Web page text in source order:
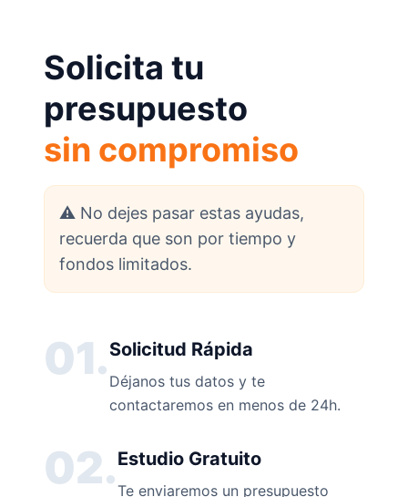
Solicita tu
presupuesto
sin compromiso
⚠️ No dejes pasar estas ayudas,
recuerda que son por tiempo y
fondos limitados.
01.Solicitud Rápida
Déjanos tus datos y te
contactaremos en menos de 24h.
02.Estudio Gratuito
Te enviaremos un presupuesto